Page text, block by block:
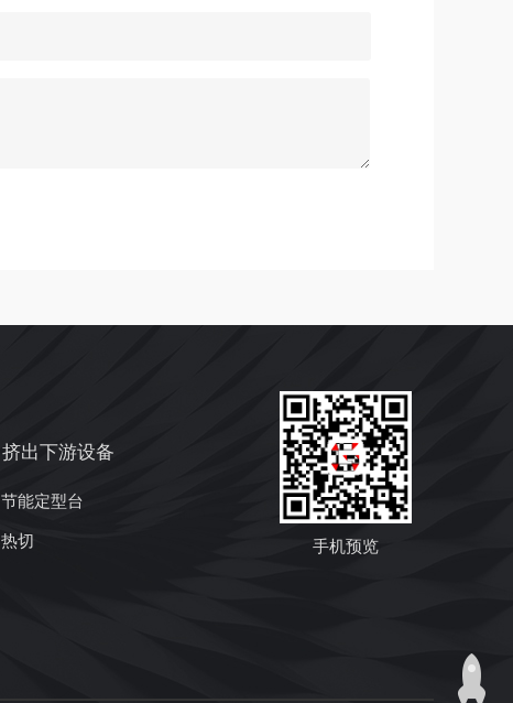
挤出下游设备
节能定型台
热切 手机预览